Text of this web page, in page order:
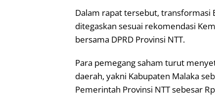
Dalam rapat tersebut, transformasi
ditegaskan sesuai rekomendasi
bersama DPRD Provinsi NTT.
Para pemegang saham turut
daerah, yakni Kabupaten Malaka
Pemerintah Provinsi NTT sebesar